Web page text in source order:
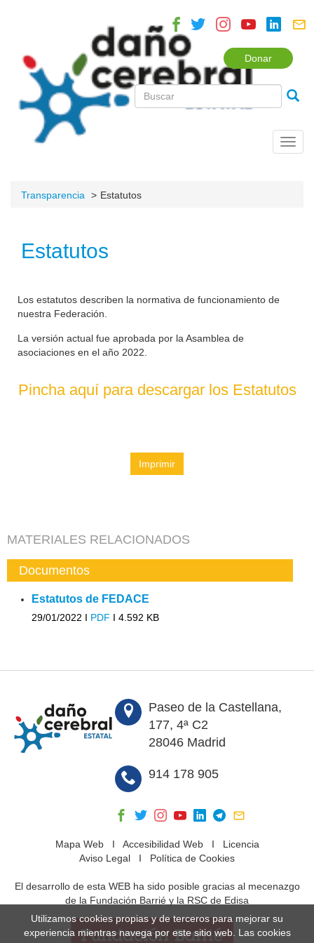
Donar
Transparencia Estatutos
Estatutos
Los estatutos describen la normativa de funcionamiento de
nuestra Federación.
La versión actual fue aprobada por la Asamblea de
asociaciones en el año 2022.
Pincha aquí para descargar los Estatutos
Imprimir
MATERIALES RELACIONADOS
Documentos
Estatutos de FEDACE
29/01/2022 I PDF I 4.592 KB
Paseo de la Castellana,
177, 4ª C2
28046 Madrid
914 178 905
Mapa WebI Accesibilidad WebI Licencia
Aviso Legal I Política de Cookies
El desarrollo de esta WEB ha sido posible gracias al mecenazgo
de la Fundación Barrié y la RSC de Edisa
Utilizamos cookies propias y de terceros para mejorar su
experiencia mientras navega por este sitio web. Las cookies